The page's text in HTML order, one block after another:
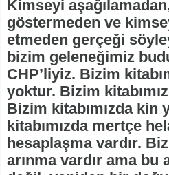
Kimseyi
göstermeden ve
etmeden gerçeği
bizim geleneğimiz
CHP’liyiz. Bizim
yoktur. Bizim
Bizim kitabımızda kin
kitabımızda mertçe
hesaplaşma vardır.
arınma vardır ama bu